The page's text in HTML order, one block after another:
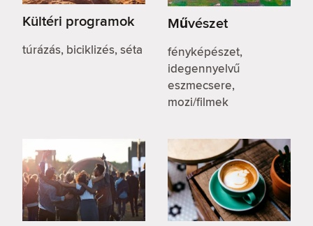
Kültéri programok
túrázás, biciklizés, séta
Művészet
fényképészet,
idegennyelvű
eszmecsere,
mozi/filmek